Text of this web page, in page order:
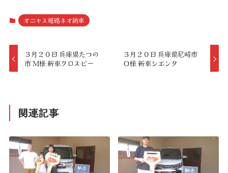
オニキス姫路ネオ納車
３月２０日 兵庫県たつの
市 Ｍ様 新車クロスビー
３月２０日 兵庫県尼崎市
Ｏ様 新車シエンタ
関連記事